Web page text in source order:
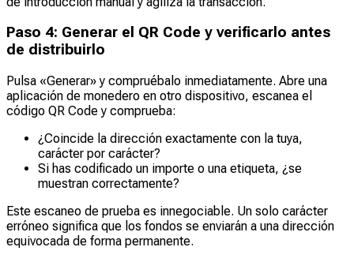
Paso 4: Generar el QR Code y verificarlo antes
de distribuirlo
Pulsa «Generar» y compruébalo inmediatamente. Abre una
aplicación de monedero en otro dispositivo, escanea el
código QR Code y comprueba:
¿Coincide la dirección exactamente con la tuya,
carácter por carácter?
Si has codificado un importe o una etiqueta, ¿se
muestran correctamente?
Este escaneo de prueba es innegociable. Un solo carácter
erróneo significa que los fondos se enviarán a una dirección
equivocada de forma permanente.